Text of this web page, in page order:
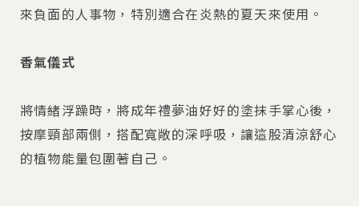
來負面的人事物，特別適合在炎熱的夏天來使用。
香氣儀式
將情緒浮躁時，將成年禮夢油好好的塗抹手掌心後，
按摩頸部兩側，搭配寬敞的深呼吸，讓這股清涼舒心
的植物能量包圍著自己。